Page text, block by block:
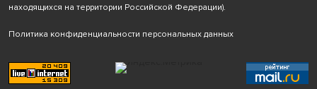
находящихся на территории Российской Федерации).
Политика конфиденциальности персональных данных